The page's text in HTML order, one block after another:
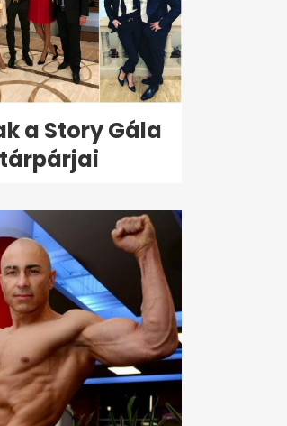
a Story Gála